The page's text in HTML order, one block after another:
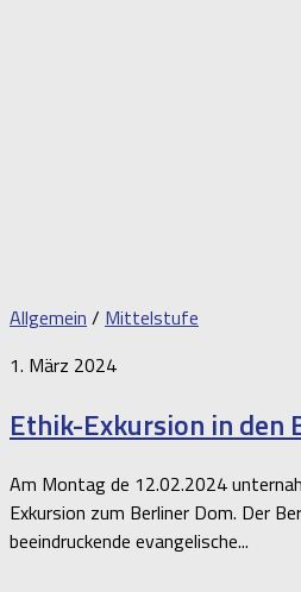
Allgemein / Mittelstufe
1. März 2024
Ethik-Exkursion in den
Am Montag de 12.02.2024
Exkursion zum Berliner Dom. Der
beeindruckende evangelische...